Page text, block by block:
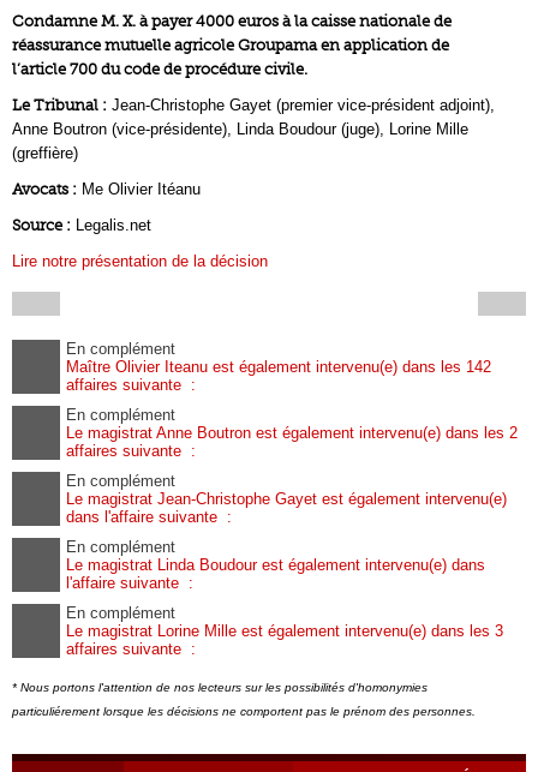
Condamne M. X. à payer 4000 euros à la caisse nationale de
réassurance mutuelle agricole Groupama en application de
l’article 700 du code de procédure civile.
Le Tribunal : Jean-Christophe Gayet (premier vice-président adjoint),
Anne Boutron (vice-présidente), Linda Boudour (juge), Lorine Mille
(greffière)
Avocats : Me Olivier Itéanu
Source : Legalis.net
Lire notre présentation de la décision
En complément
Maître Olivier Iteanu est également intervenu(e) dans les 142
affaires suivante :
En complément
Le magistrat Anne Boutron est également intervenu(e) dans les 2
affaires suivante :
En complément
Le magistrat Jean-Christophe Gayet est également intervenu(e)
dans l'affaire suivante :
En complément
Le magistrat Linda Boudour est également intervenu(e) dans
l'affaire suivante :
En complément
Le magistrat Lorine Mille est également intervenu(e) dans les 3
affaires suivante :
* Nous portons l'attention de nos lecteurs sur les possibilités d'homonymies
particuliérement lorsque les décisions ne comportent pas le prénom des personnes.